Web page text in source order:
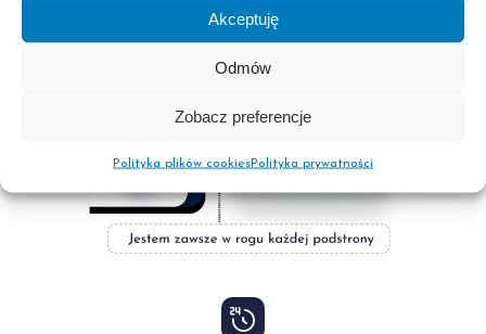
Akceptuję
Odmów
Zobacz preferencje
Polityka plików cookiesPolityka prywatności